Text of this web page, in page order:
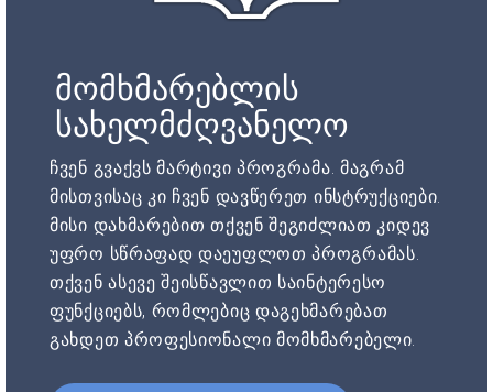
მომხმარებლის
სახელმძღვანელო
ჩვენ გვაქვს მარტივი პროგრამა. მაგრამ
მისთვისაც კი ჩვენ დავწერეთ ინსტრუქციები.
მისი დახმარებით თქვენ შეგიძლიათ კიდევ
უფრო სწრაფად დაეუფლოთ პროგრამას.
თქვენ ასევე შეისწავლით საინტერესო
ფუნქციებს, რომლებიც დაგეხმარებათ
გახდეთ პროფესიონალი მომხმარებელი.